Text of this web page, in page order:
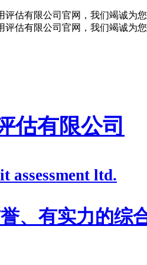
评估有限公司官网，我们竭诚为
评估有限公司官网，我们竭诚为
估有限公司
assessment ltd.
、有实力的综